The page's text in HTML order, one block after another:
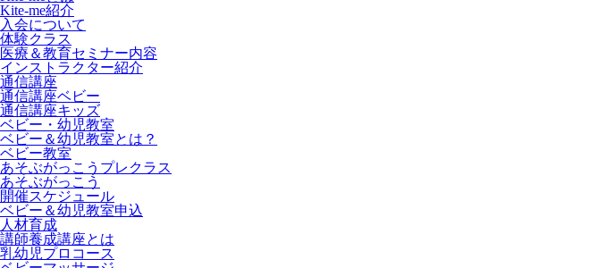
Kite-me紹介
入会について
体験クラス
医療＆教育セミナー内容
インストラクター紹介
通信講座
通信講座ベビー
通信講座キッズ
ベビー・幼児教室
ベビー＆幼児教室とは？
ベビー教室
あそぶがっこうプレクラス
あそぶがっこう
開催スケジュール
ベビー＆幼児教室申込
人材育成
講師養成講座とは
乳幼児プロコース